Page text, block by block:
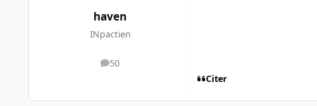
haven
INpactien
50
messages
Citer